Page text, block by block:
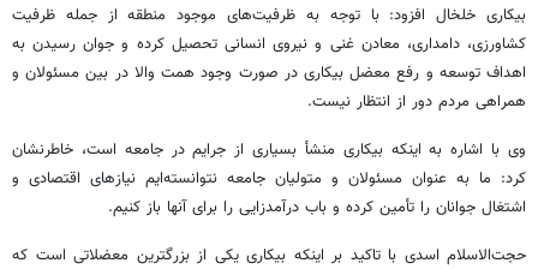
بیکاری خلخال افزود: با توجه به ظرفیت‌های موجود منطقه از جمله ظرفیت
کشاورزی، دامداری، معادن غنی و نیروی انسانی تحصیل کرده و جوان رسیدن به
اهداف توسعه و رفع معضل بیکاری در صورت وجود همت والا در بین مسئولان و
همراهی مردم دور از انتظار نیست.
وی با اشاره به اینکه بیکاری منشأ بسیاری از جرایم در جامعه است، خاطرنشان
کرد: ما به عنوان مسئولان و متولیان جامعه نتوانسته‌ایم نیازهای اقتصادی و
اشتغال جوانان را تأمین کرده و باب درآمدزایی را برای آنها باز کنیم.
حجت‌الاسلام اسدی با تاکید بر اینکه بیکاری یکی از بزرگترین معضلاتی است که